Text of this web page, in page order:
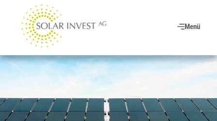
Menü